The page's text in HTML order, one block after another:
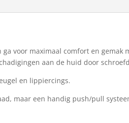
voor maximaal comfort en
aan de huid door
en lippiercings.
maar een handig push/pull